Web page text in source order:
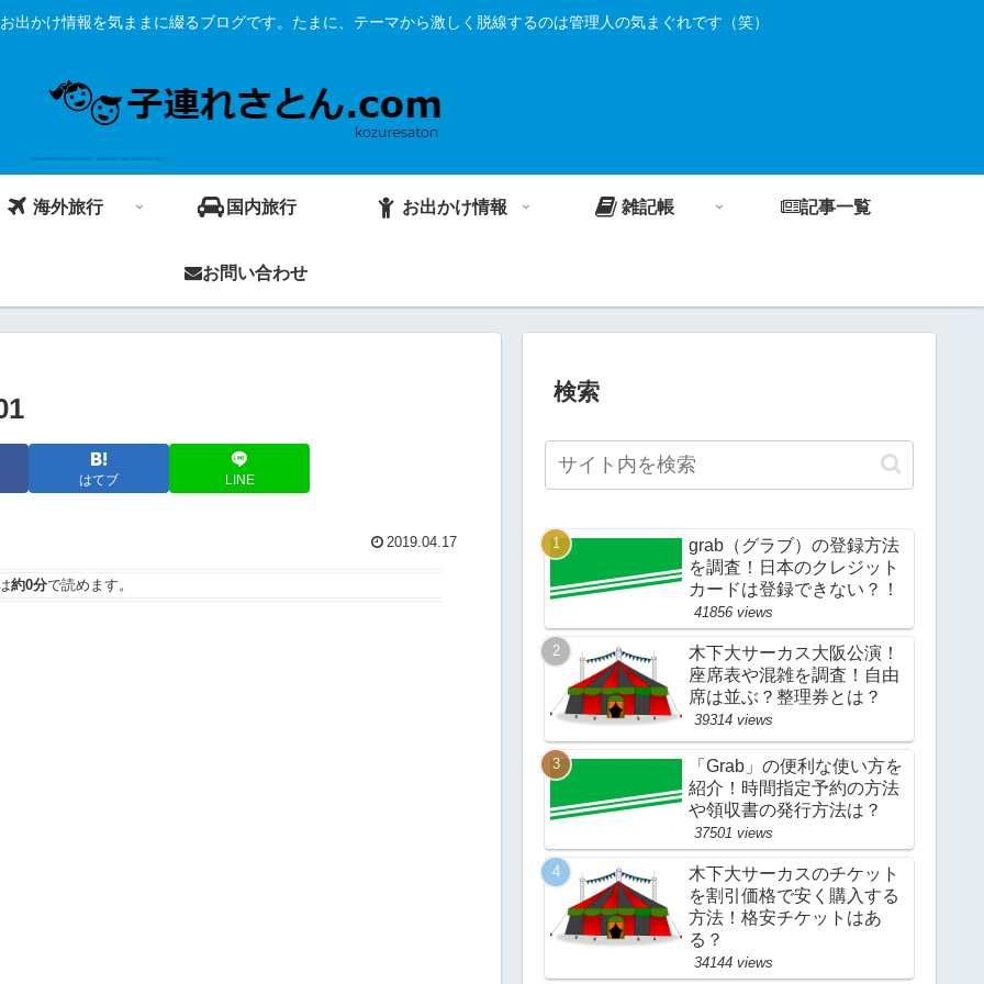
出かけ情報を気ままに綴るブログです。たまに、テーマから激しく脱線するのは管理人の気まぐれです（笑）
海外旅行 国内旅行 お出かけ情報 雑記帳 記事一覧
お問い合わせ
はてブ LINE
2019.04.17
約0分で読めます。
検索
grab（グラブ）の登録方法
を調査！日本のクレジット
カードは登録できない？！
41856 views
木下大サーカス大阪公演！
座席表や混雑を調査！自由
席は並ぶ？整理券とは？
39314 views
「Grab」の便利な使い方を
紹介！時間指定予約の方法
や領収書の発行方法は？
37501 views
木下大サーカスのチケット
を割引価格で安く購入する
方法！格安チケットはあ
る？
34144 views